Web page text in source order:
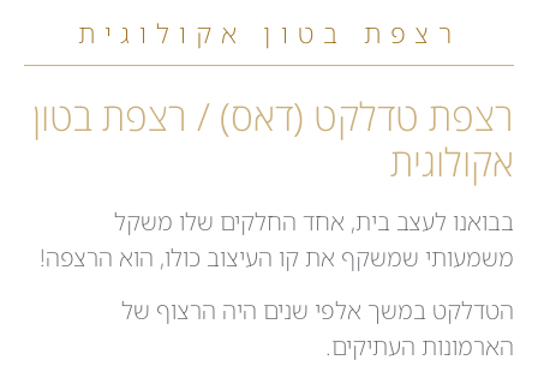
רצפת בטון אקולוגית
רצפת טדלקט (דאס) / רצפת בטון
אקולוגית
בבואנו לעצב בית, אחד החלקים שלו משקל
משמעותי שמשקף את קו העיצוב כולו, הוא הרצפה!
הטדלקט במשך אלפי שנים היה הרצוף של
הארמונות העתיקים.